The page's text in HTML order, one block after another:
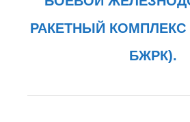
РАКЕТНЫЙ КОМПЛЕКС
БЖРК).